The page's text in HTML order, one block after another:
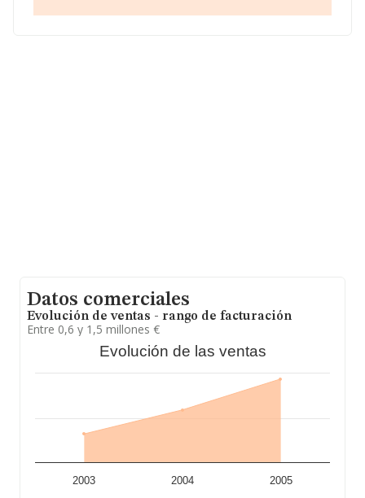
empresas pertenecientes al sector, a nivel nacional la
Datos comerciales
Evolución de ventas - rango de facturación
Entre 0,6 y 1,5 millones €
Evolución de las ventas
2003 2004 2005